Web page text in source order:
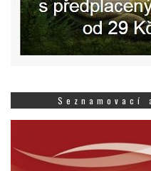
Seznamovací